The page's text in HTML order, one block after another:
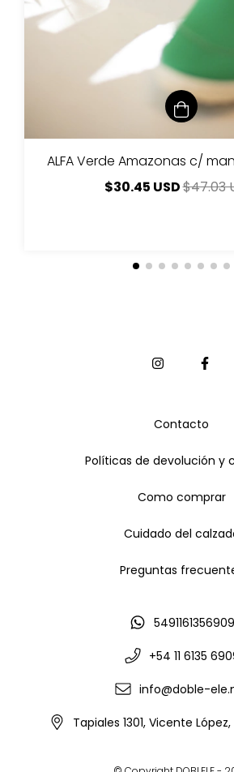
ALFA Verde Amazonas c/
$30.45 USD$47.03
Contacto
Políticas de devolución y
Como comprar
Cuidado del
Preguntas
5491161356909
+54 11 6135
info@doble-
Tapiales 1301, Vicente